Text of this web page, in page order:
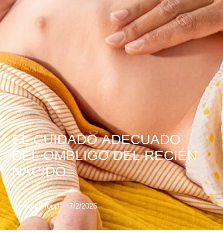
EL CUIDADO ADECUADO
DEL OMBLIGO DEL RECIÉN
NACIDO
Weleda Group · 7/2/2026